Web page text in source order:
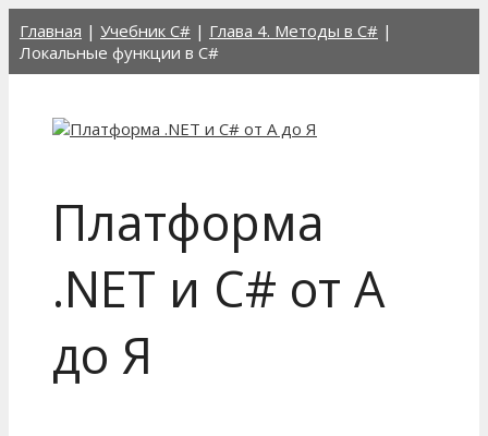
содержимому
Главная | Учебник C# | Глава 4. Методы в C# |
Локальные функции в C#
Платформа
.NET и C# от А
до Я